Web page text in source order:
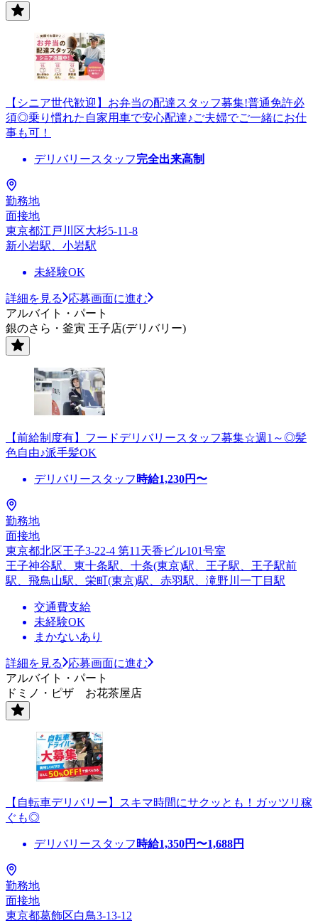
【シニア世代歓迎】お弁当の配達スタッフ募集!普通免許必
須◎乗り慣れた自家用車で安心配達♪ご夫婦でご一緒にお仕
事も可！
デリバリースタッフ完全出来高制
勤務地
面接地
東京都江戸川区大杉5-11-8
新小岩駅、小岩駅
未経験OK
詳細を見る
応募画面に進む
アルバイト・パート
銀のさら・釜寅 王子店(デリバリー)
【前給制度有】フードデリバリースタッフ募集☆週1～◎髪
色自由♪派手髪OK
デリバリースタッフ 時給1,230円〜
勤務地
面接地
東京都北区王子3-22-4 第11天香ビル101号室
王子神谷駅、東十条駅、十条(東京)駅、王子駅、王子駅前
駅、飛鳥山駅、栄町(東京)駅、赤羽駅、滝野川一丁目駅
交通費支給
未経験OK
まかないあり
詳細を見る
応募画面に進む
アルバイト・パート
ドミノ・ピザ お花茶屋店
【自転車デリバリー】スキマ時間にサクッとも！ガッツリ稼
ぐも◎
デリバリースタッフ 時給1,350円〜1,688円
勤務地
面接地
東京都葛飾区白鳥3-13-12